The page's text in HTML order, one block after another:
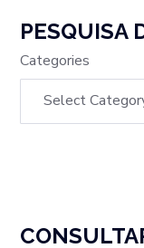
PESQUISA
Categories